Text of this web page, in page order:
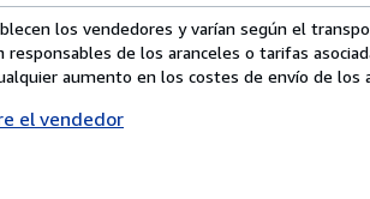
los vendedores y varían según el
de los aranceles o tarifas
aumento en los costes de envío de los
el vendedor